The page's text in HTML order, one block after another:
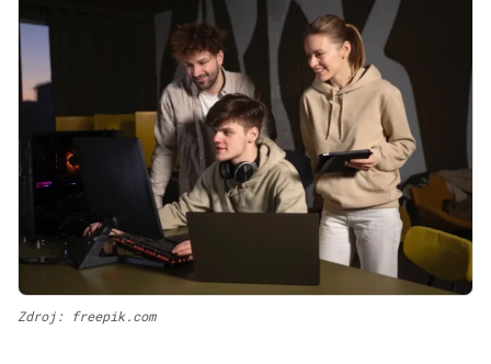
Zdroj: freepik.com